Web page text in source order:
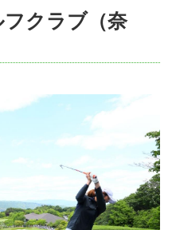
クラブ（奈